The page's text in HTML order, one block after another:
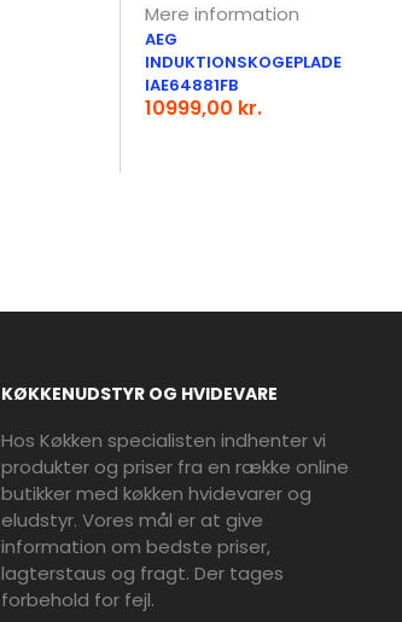
Mere information
AEG
INDUKTIONSKOGEPLADE
IAE64881FB
10999,00 kr.
KØKKENUDSTYR OG HVIDEVARE
Hos Køkken specialisten indhenter vi
produkter og priser fra en række online
butikker med køkken hvidevarer og
eludstyr. Vores mål er at give
information om bedste priser,
lagterstaus og fragt. Der tages
forbehold for fejl.